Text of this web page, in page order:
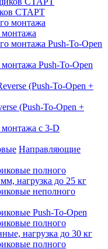
СТАРТ
Push-To-Open
(Push-To-Open +
с 3-D
Направляющие
полного
нагрузка до 25 кг
неполного
Push-To-Open
полного
нагрузка до 30 кг
полного